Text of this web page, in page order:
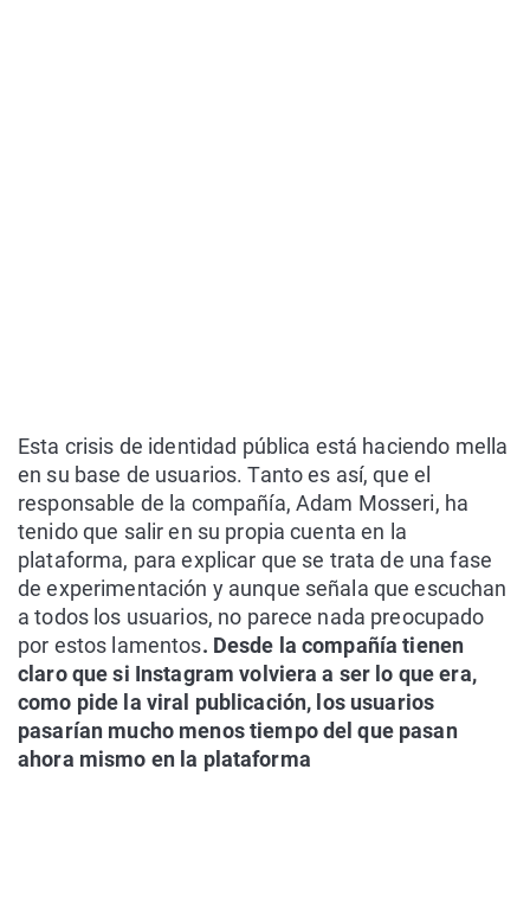
Esta crisis de identidad pública está haciendo mella
en su base de usuarios. Tanto es así, que el
responsable de la compañía, Adam Mosseri, ha
tenido que salir en su propia cuenta en la
plataforma, para explicar que se trata de una fase
de experimentación y aunque señala que escuchan
a todos los usuarios, no parece nada preocupado
por estos lamentos. Desde la compañía tienen
claro que si Instagram volviera a ser lo que era,
como pide la viral publicación, los usuarios
pasarían mucho menos tiempo del que pasan
ahora mismo en la plataforma